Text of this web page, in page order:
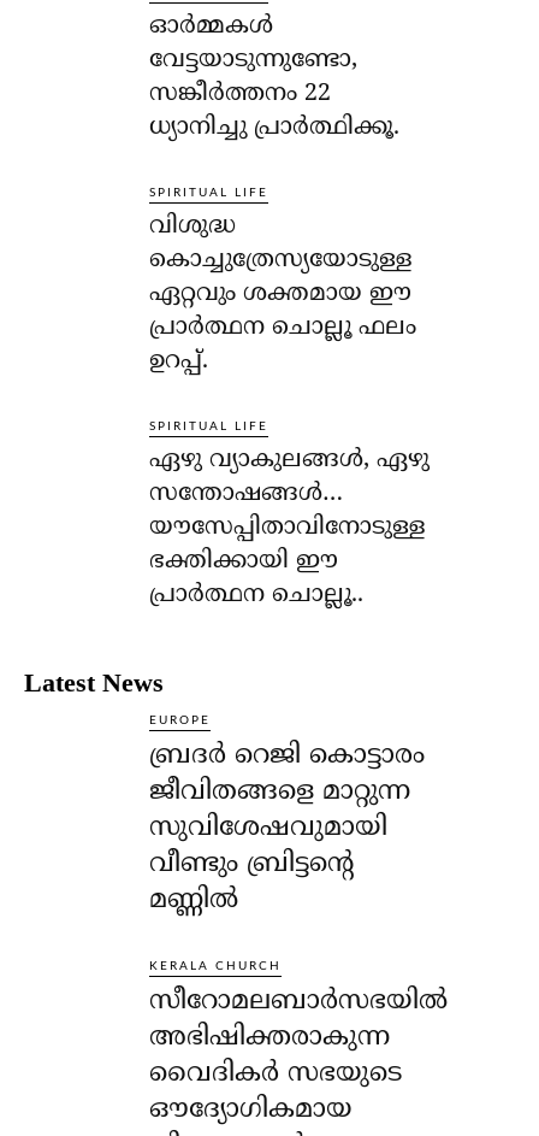
ഓര്‍മ്മകള്‍
വേട്ടയാടുന്നുണ്ടോ,
സങ്കീര്‍ത്തനം 22
ധ്യാനിച്ചു പ്രാര്‍ത്ഥിക്കൂ.
SPIRITUAL LIFE
വിശുദ്ധ
കൊച്ചുത്രേസ്യയോടുള്ള
ഏറ്റവും ശക്തമായ ഈ
പ്രാര്‍ത്ഥന ചൊല്ലൂ ഫലം
ഉറപ്പ്.
SPIRITUAL LIFE
ഏഴു വ്യാകുലങ്ങള്‍, ഏഴു
സന്തോഷങ്ങള്‍…
യൗസേപ്പിതാവിനോടുള്ള
ഭക്തിക്കായി ഈ
പ്രാര്‍ത്ഥന ചൊല്ലൂ..
Latest News
EUROPE
ബ്രദർ റെജി കൊട്ടാരം
ജീവിതങ്ങളെ മാറ്റുന്ന
സുവിശേഷവുമായി
വീണ്ടും ബ്രിട്ടന്റെ
മണ്ണിൽ
KERALA CHURCH
സീറോമലബാർസഭയിൽ
അഭിഷിക്തരാകുന്ന
വൈദികർ സഭയുടെ
ഔദ്യോഗികമായ